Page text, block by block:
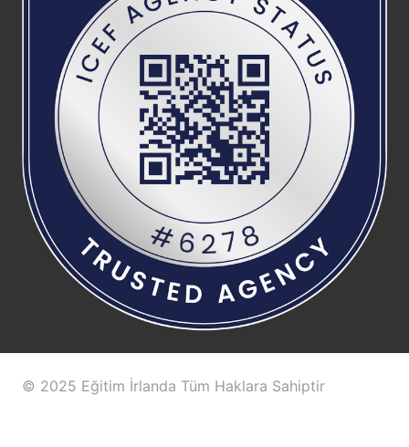
© 2025 Eğitim İrlanda Tüm Haklara Sahiptir